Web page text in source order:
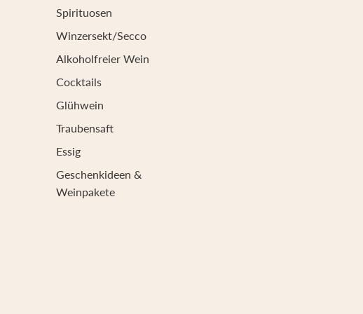
Spirituosen
Winzersekt/Secco
Alkoholfreier Wein
Cocktails
Glühwein
Traubensaft
Essig
Geschenkideen &
Weinpakete